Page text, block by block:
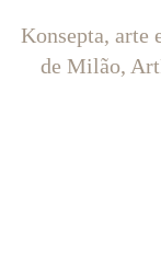
Konsepta, arte
de Milão,